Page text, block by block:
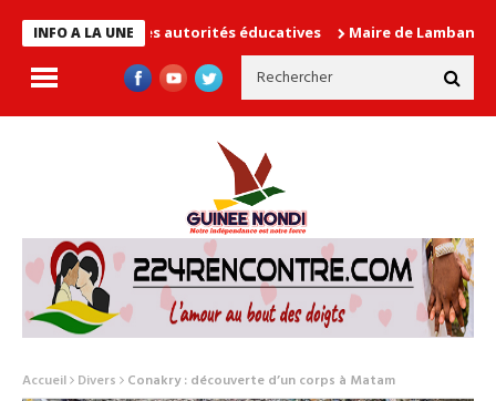
INFO A LA UNE
cause les autorités éducatives Maire de Lambanyi : Baba
Accueil Divers Conakry : découverte d’un corps à Matam